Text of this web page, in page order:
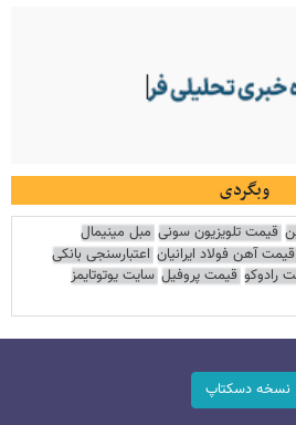
وبگردی
قیمت تلویزیون سونی مبل مینیمال
قیمت آهن فولاد ایرانیان اعتبارسنجی بانکی
رادوکو قیمت پروفیل سایت یوتوتایمز
نسخه دسکتاپ